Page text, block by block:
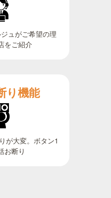
ュがご希望の理
をご紹介
り機能
が大変。ボタン1
お断り